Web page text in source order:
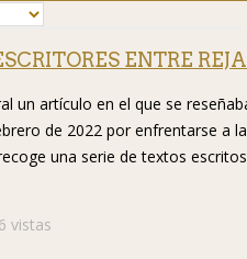
ENTRE
un artículo en el que se
de 2022 por enfrentarse a
una serie de textos
vistas